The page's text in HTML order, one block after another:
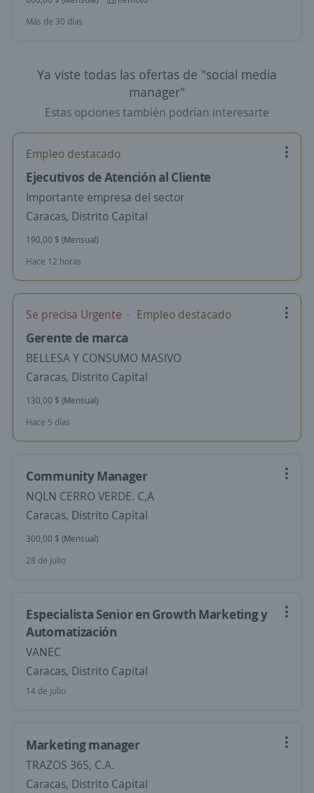
Más de 30 días
Ya viste todas las ofertas de "social media
manager"
Estas opciones también podrían interesarte
Empleo destacado
Ejecutivos de Atención al Cliente
Importante empresa del sector
Caracas, Distrito Capital
190,00 $ (Mensual)
Hace 12 horas
Se precisa Urgente Empleo destacado
Gerente de marca
BELLESA Y CONSUMO MASIVO
Caracas, Distrito Capital
130,00 $ (Mensual)
Hace 5 días
Community Manager
NQLN CERRO VERDE. C,A
Caracas, Distrito Capital
300,00 $ (Mensual)
28 de julio
Especialista Senior en Growth Marketing y
Automatización
VANEC
Caracas, Distrito Capital
14 de julio
Marketing manager
TRAZOS 365, C.A.
Caracas, Distrito Capital